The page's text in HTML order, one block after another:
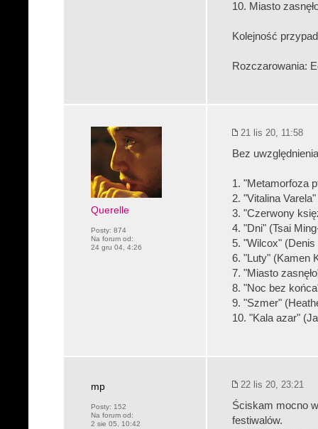
10. Miasto
Kolejność
Rozczarowania:
Querelle
Posty: 874
Na forum od:
24 gru 04, 4:26
21 lis 20, 11:58
Bez
1. "Metamorfoza
2. "Vitalina
3. "Czerwony
4. "Dni" (Tsai
5. "Wilcox" (Denis
6. "Luty" (Kamen
7. "Miasto
8. "Noc bez
9. "Szmer"
10. "Kala azar"
mp
Posty: 152
Na forum od:
2 sie 05, 10:42
22 lis 20, 23:21
Ściskam mocno
festiwalów.